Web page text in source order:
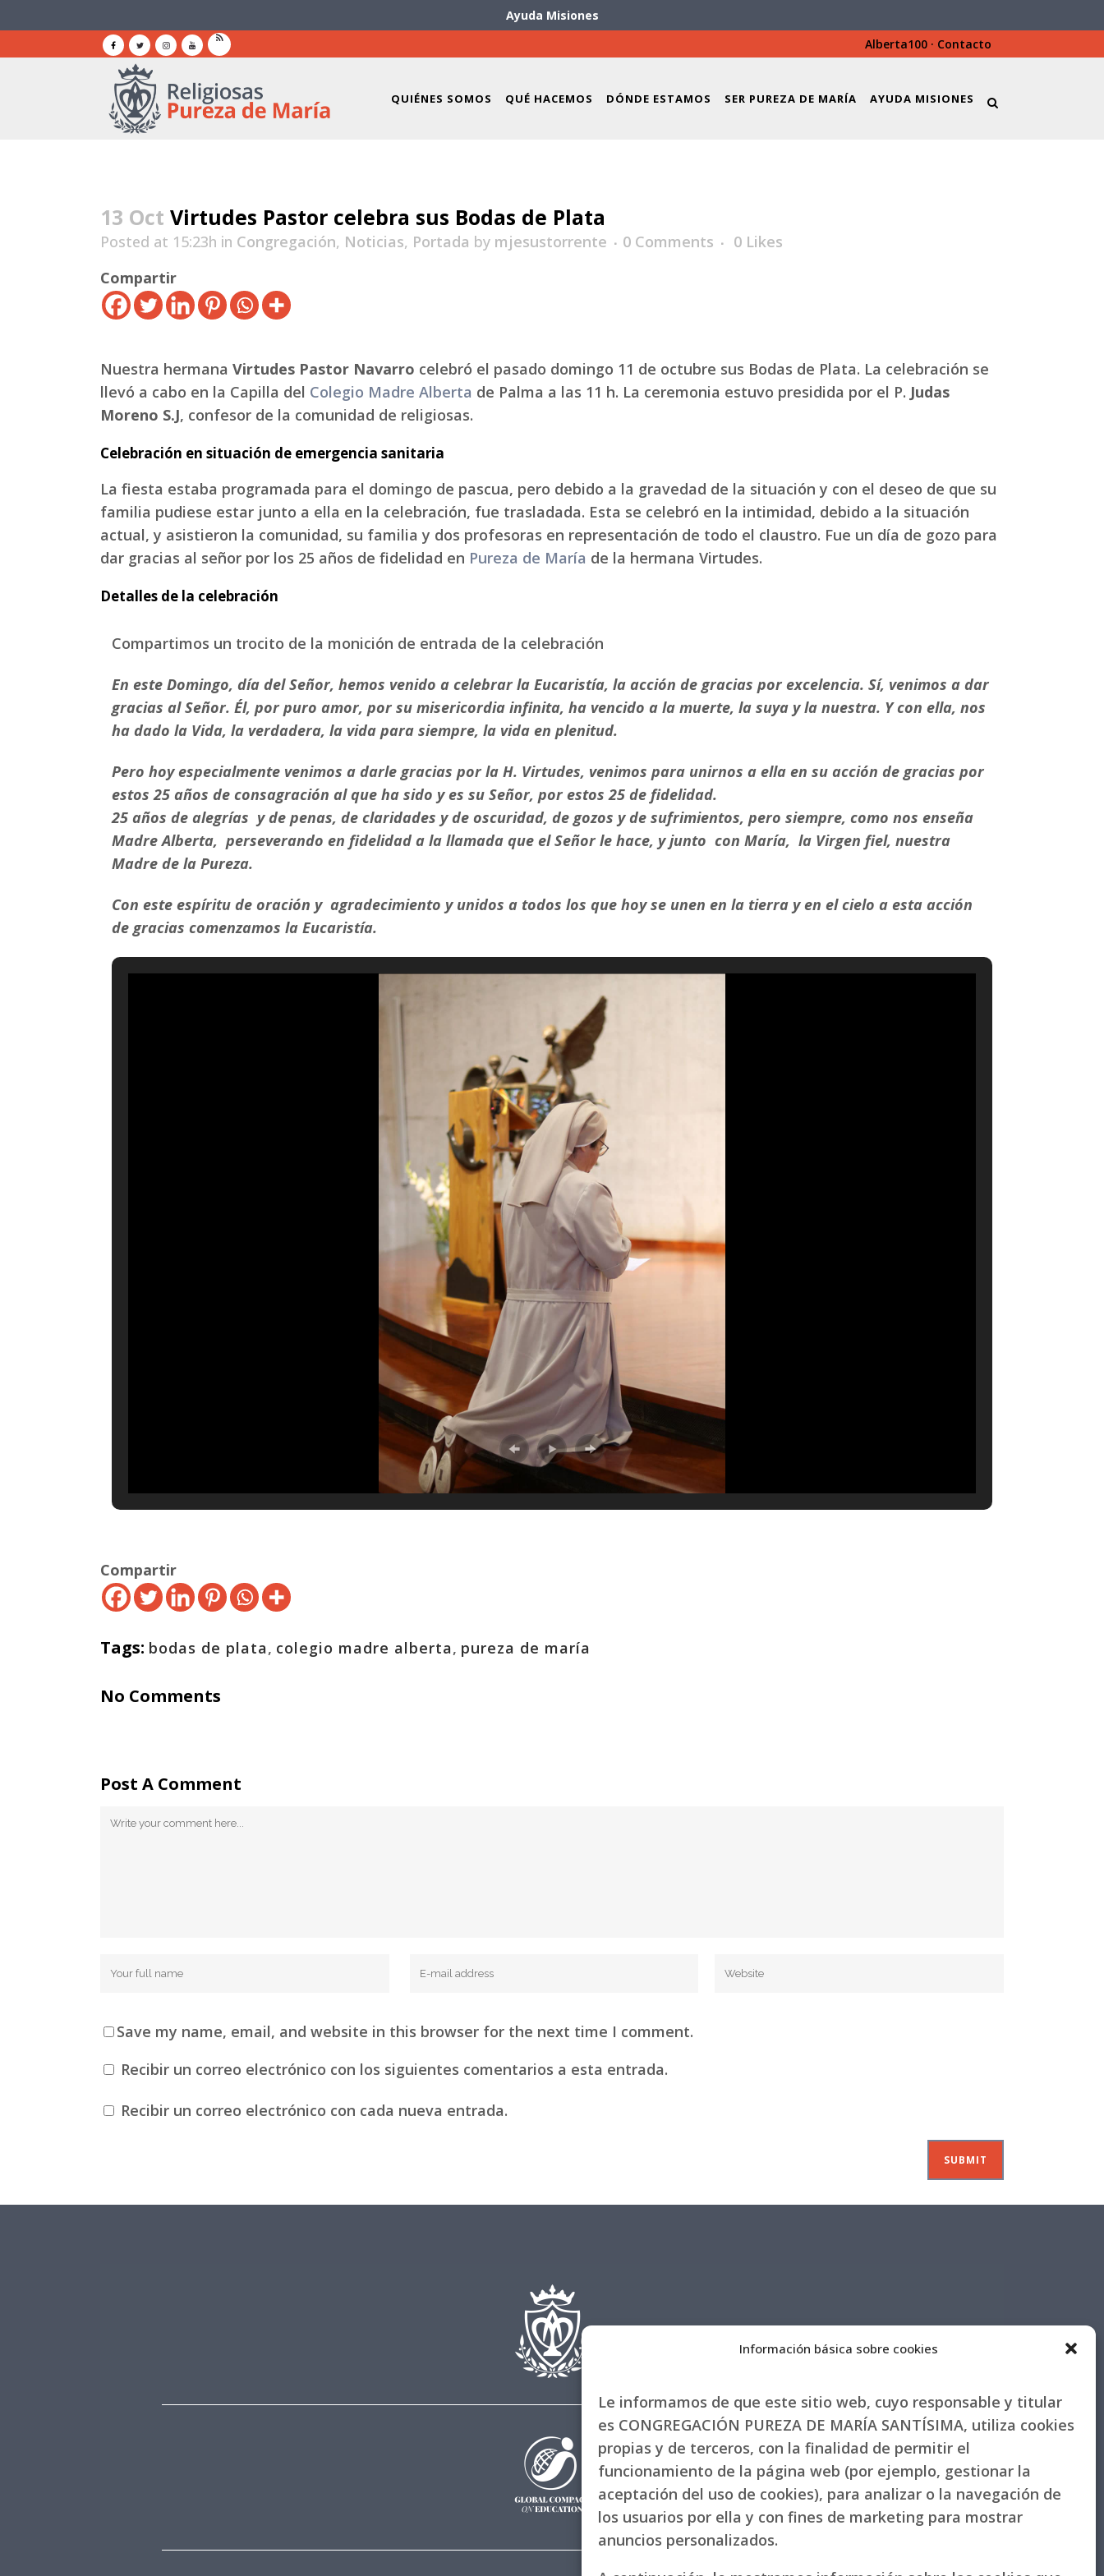
Información básica sobre cookies
Le informamos de que este sitio web, cuyo responsable y titular
es CONGREGACIÓN PUREZA DE MARÍA SANTÍSIMA, utiliza cookies
propias y de terceros, con la finalidad de permitir el
funcionamiento de la página web (por ejemplo, gestionar la
aceptación del uso de cookies), para analizar o la navegación de
los usuarios por ella y con fines de marketing para mostrar
anuncios personalizados.
Ayuda Misiones
Alberta100 · Contacto
QUIÉNES SOMOS QUÉ HACEMOS DÓNDE ESTAMOS SER PUREZA DE MARÍA AYUDA MISIONES
13 Oct Virtudes Pastor celebra sus Bodas de Plata
Posted at 15:23h in Congregación, Noticias, Portada by mjesustorrente 0 Comments 0 Likes
Compartir
Nuestra hermana Virtudes Pastor Navarro celebró el pasado domingo 11 de octubre sus Bodas de Plata. La celebración se
llevó a cabo en la Capilla del Colegio Madre Alberta de Palma a las 11 h. La ceremonia estuvo presidida por el P. Judas
Moreno S.J, confesor de la comunidad de religiosas.
Celebración en situación de emergencia sanitaria
La fiesta estaba programada para el domingo de pascua, pero debido a la gravedad de la situación y con el deseo de que su
familia pudiese estar junto a ella en la celebración, fue trasladada. Esta se celebró en la intimidad, debido a la situación
actual, y asistieron la comunidad, su familia y dos profesoras en representación de todo el claustro. Fue un día de gozo para
dar gracias al señor por los 25 años de fidelidad en Pureza de María de la hermana Virtudes.
Detalles de la celebración
Compartimos un trocito de la monición de entrada de la celebración
En este Domingo, día del Señor, hemos venido a celebrar la Eucaristía, la acción de gracias por excelencia. Sí, venimos a dar
gracias al Señor. Él, por puro amor, por su misericordia infinita, ha vencido a la muerte, la suya y la nuestra. Y con ella, nos
ha dado la Vida, la verdadera, la vida para siempre, la vida en plenitud.
Pero hoy especialmente venimos a darle gracias por la H. Virtudes, venimos para unirnos a ella en su acción de gracias por
estos 25 años de consagración al que ha sido y es su Señor, por estos 25 de fidelidad.
25 años de alegrías y de penas, de claridades y de oscuridad, de gozos y de sufrimientos, pero siempre, como nos enseña
Madre Alberta, perseverando en fidelidad a la llamada que el Señor le hace, y junto con María, la Virgen fiel, nuestra
Madre de la Pureza.
Con este espíritu de oración y agradecimiento y unidos a todos los que hoy se unen en la tierra y en el cielo a esta acción
de gracias comenzamos la Eucaristía.
Compartir
Tags: bodas de plata, colegio madre alberta, pureza de maría
No Comments
Post A Comment
Save my name, email, and website in this browser for the next time I comment.
Recibir un correo electrónico con los siguientes comentarios a esta entrada.
Recibir un correo electrónico con cada nueva entrada.